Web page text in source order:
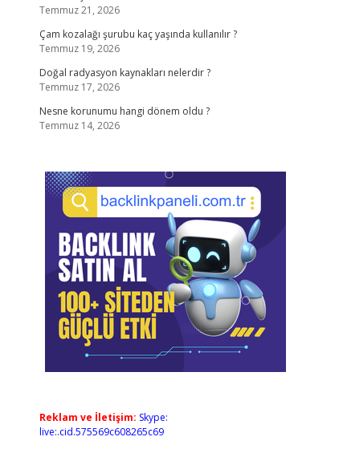
Temmuz 21, 2026
Çam kozalağı şurubu kaç yaşında kullanılır ?
Temmuz 19, 2026
Doğal radyasyon kaynakları nelerdir ?
Temmuz 17, 2026
Nesne korunumu hangi dönem oldu ?
Temmuz 14, 2026
Reklam ve İletişim: Skype:
live:.cid.575569c608265c69